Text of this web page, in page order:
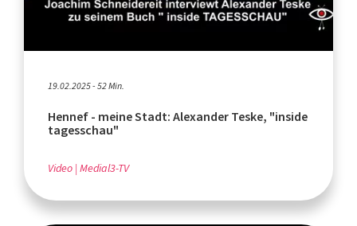
19.02.2025 - 52 Min.
Hennef - meine Stadt: Alexander Teske, "inside
tagesschau"
Video Medial3-TV